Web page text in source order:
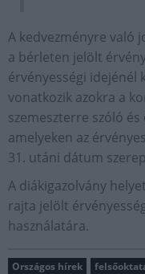
A kedvezményre való
a bérleten jelölt
érvényességi idejénél
vonatkozik azokra a
szemeszterre szóló
amelyeken az
31. utáni dátum
A diákigazolvány
rajta jelölt
használatára.
Országos hírek